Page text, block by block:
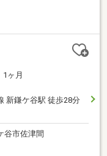
1ヶ月
新鎌ケ谷駅 徒歩28分
谷市佐津間